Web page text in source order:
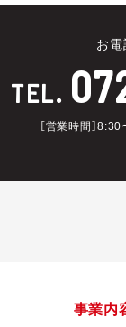
お
TEL.
［営業時間］
事業内